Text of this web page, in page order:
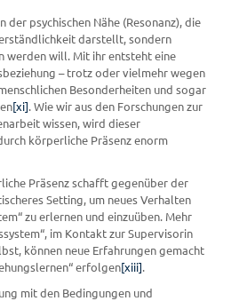
der psychischen Nähe (Resonanz), die
darstellt, sondern
werden will. Mit ihr entsteht eine
– trotz oder vielmehr wegen
Besonderheiten und sogar
[xi]. Wie wir aus den Forschungen zur
wissen, wird dieser
körperliche Präsenz enorm
Präsenz schafft gegenüber der
Setting, um neues Verhalten
zu erlernen und einzuüben. Mehr
im Kontakt zur Supervisorin
können neue Erfahrungen gemacht
erfolgen[xiii].
mit den Bedingungen und